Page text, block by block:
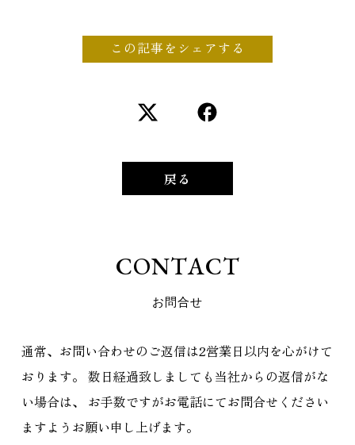
この記事をシェアする
戻る
CONTACT
お問合せ
通常、お問い合わせのご返信は2営業日以内を心がけて
おります。 数日経過致しましても当社からの返信がな
い場合は、
お手数ですがお電話にてお問合せください
ますようお願い申し上げます。